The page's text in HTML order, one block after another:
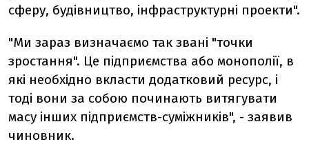
сферу, будівництво, інфраструктурні проекти".
"Ми зараз визначаємо так звані "точки
зростання". Це підприємства або монополії, в
які необхідно вкласти додатковий ресурс, і
тоді вони за собою починають витягувати
масу інших підприємств-суміжників", - заявив
чиновник.